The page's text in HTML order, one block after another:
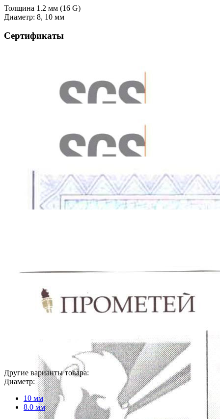
Толщина 1.2 мм (16 G)
Диаметр: 8, 10 мм
Сертификаты
Другие варианты товара:
Диаметр:
10 мм
8.0 мм